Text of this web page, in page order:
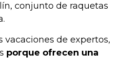
conjunto de raquetas
vacaciones de expertos,
porque ofrecen una